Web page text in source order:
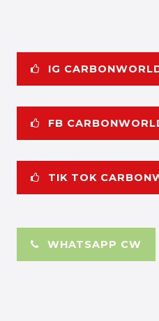
IG
FB
TIK TOK
WHATSAPP CW